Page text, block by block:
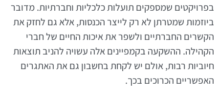
בפרויקטים שמספקים תועלות כלכליות וחברתיות. מדובר
ביוזמות שמטרתן לא רק לייצר הכנסות, אלא גם לחזק את
הקשרים החברתיים ולשפר את איכות החיים של חברי
הקהילה. ההשקעה בקמפיינים אלה עשויה להניב תוצאות
חיוביות רבות, אולם יש לקחת בחשבון גם את האתגרים
האפשריים הכרוכים בכך.